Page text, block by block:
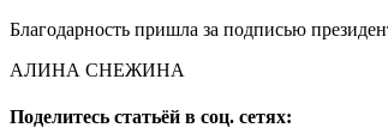
Благодарность пришла за подписью
АЛИНА СНЕЖИНА
Поделитесь статьёй в соц. сетях: